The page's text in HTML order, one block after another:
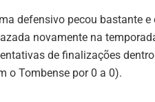
defensivo pecou bastante
novamente na
de finalizações
o Tombense por 0 a 0).